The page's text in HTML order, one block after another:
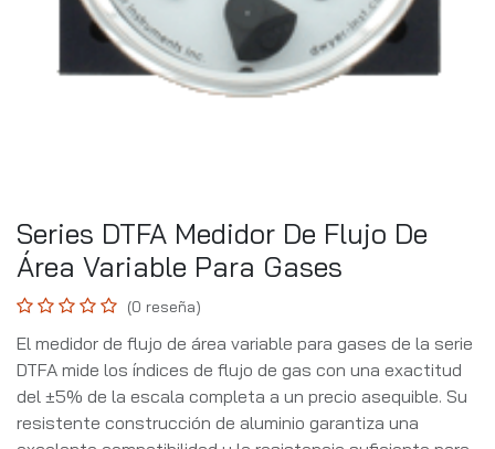
Series DTFA Medidor De Flujo De
Área Variable Para Gases
(0 reseña)
El medidor de flujo de área variable para gases de la serie
DTFA mide los índices de flujo de gas con una exactitud
del ±5% de la escala completa a un precio asequible. Su
resistente construcción de aluminio garantiza una